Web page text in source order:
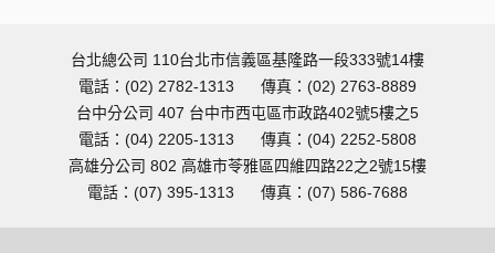
台北總公司 110台北市信義區基隆路一段333號14樓
電話：(02) 2782-1313
傳真：(02) 2763-8889
台中分公司 407 台中市西屯區市政路402號5樓之5
電話：(04) 2205-1313
傳真：(04) 2252-5808
高雄分公司 802 高雄市苓雅區四維四路22之2號15樓
電話：(07) 395-1313
傳真：(07) 586-7688